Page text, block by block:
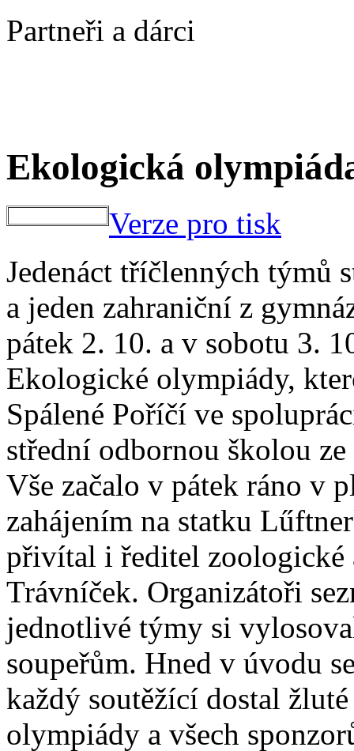
Partneři a dárci
Ekologická
Verze pro tisk
Jedenáct tříčlenných týmů
a jeden zahraniční z
pátek 2. 10. a v sobotu 3.
Ekologické olympiády,
Spálené Poříčí ve
střední odbornou školou
Vše začalo v pátek ráno v
zahájením na statku
přivítal i ředitel zoologické
Trávníček. Organizátoři
jednotlivé týmy si
soupeřům. Hned v úvodu
každý soutěžící dostal
olympiády a všech